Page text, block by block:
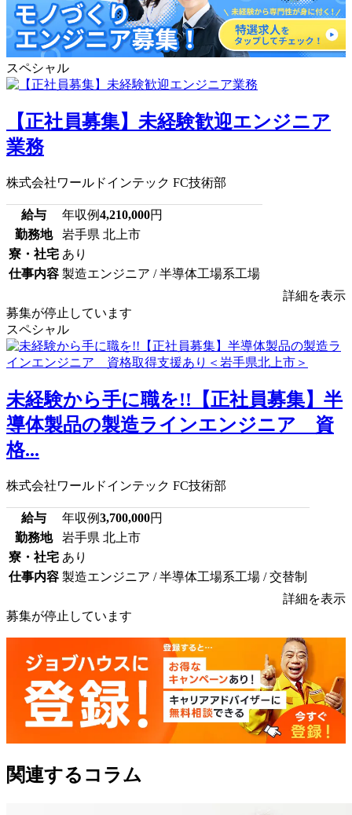
スペシャル
【正社員募集】未経験歓迎エンジニア
業務
株式会社ワールドインテック FC技術部
給与 年収例4,210,000円
勤務地
岩手県 北上市
寮・社宅 あり
仕事内容 製造エンジニア / 半導体工場系工場
詳細を表示
募集が停止しています
スペシャル
未経験から手に職を!!【正社員募集】半
導体製品の製造ラインエンジニア 資
格...
株式会社ワールドインテック FC技術部
給与 年収例3,700,000円
勤務地
岩手県 北上市
寮・社宅 あり
仕事内容 製造エンジニア / 半導体工場系工場 / 交替制
詳細を表示
募集が停止しています
関連するコラム